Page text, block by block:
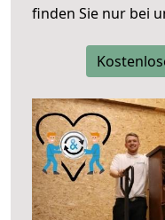
finden Sie nur bei